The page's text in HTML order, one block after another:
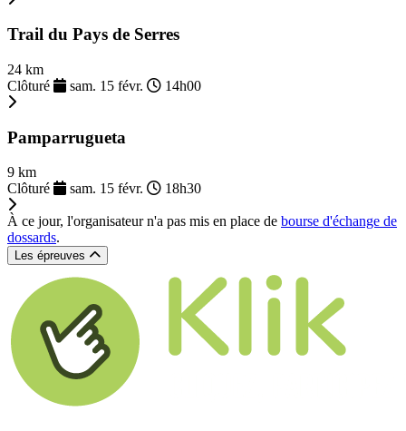
Trail du Pays de Serres
24 km
Clôturé
sam. 15 févr. 14h00
Pamparrugueta
9 km
Clôturé
sam. 15 févr. 18h30
À ce jour, l'organisateur n'a pas mis en place de bourse d'échange de
dossards.
Les épreuves